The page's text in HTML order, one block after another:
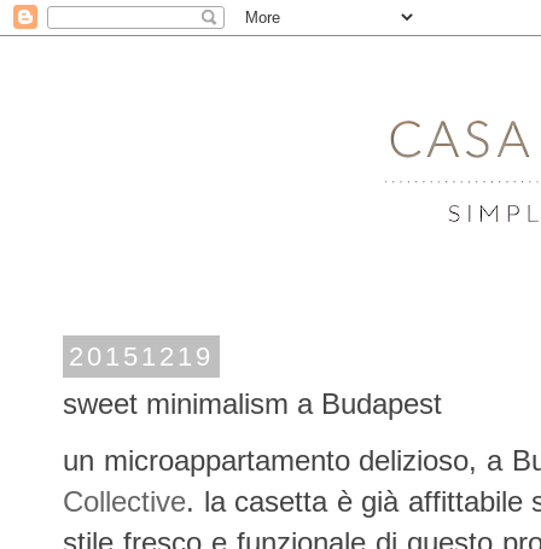
20151219
sweet minimalism a Budapest
un microappartamento delizioso, a
Collective. la casetta è già affittabile